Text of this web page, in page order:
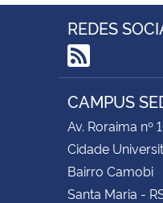
REDES
RSS
CAMPUS
Av. Roraima nº
Cidade
Bairro Camobi
Santa Maria -